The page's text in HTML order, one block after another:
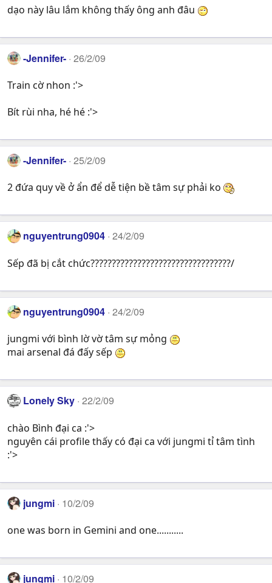
dạo này lâu lắm không thấy ông anh đâu
-Jennifer- 26/2/09
Train cờ nhon :'>
Bít rùi nha, hé hé :'>
-Jennifer- 25/2/09
2 đứa quy về ở ẩn để dễ tiện bề tâm sự phải ko
nguyentrung0904 24/2/09
Sếp đã bị cắt chức?????????????????????????????????/
nguyentrung0904 24/2/09
jungmi với bình lờ vờ tâm sự mỏng
mai arsenal đá đấy sếp
Lonely Sky 22/2/09
chào Bình đại ca :'>
nguyên cái profile thấy có đại ca với jungmi tỉ tâm tình
:'>
jungmi 10/2/09
one was born in Gemini and one...........
jungmi 10/2/09